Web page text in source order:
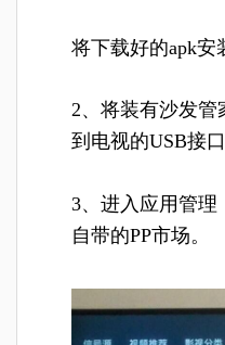
将下载好的apk安
2、将装有沙发管
到电视的USB接口
3、进入应用管理
自带的PP市场。